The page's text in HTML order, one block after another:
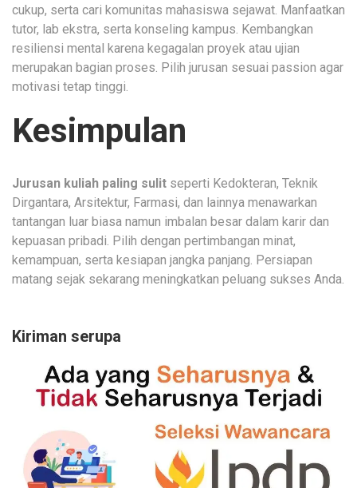
cukup, serta cari komunitas mahasiswa sejawat. Manfaatkan
tutor, lab ekstra, serta konseling kampus. Kembangkan
resiliensi mental karena kegagalan proyek atau ujian
merupakan bagian proses. Pilih jurusan sesuai passion agar
motivasi tetap tinggi.
Kesimpulan
Jurusan kuliah paling sulit seperti Kedokteran, Teknik
Dirgantara, Arsitektur, Farmasi, dan lainnya menawarkan
tantangan luar biasa namun imbalan besar dalam karir dan
kepuasan pribadi. Pilih dengan pertimbangan minat,
kemampuan, serta kesiapan jangka panjang. Persiapan
matang sejak sekarang meningkatkan peluang sukses Anda.
Kiriman serupa